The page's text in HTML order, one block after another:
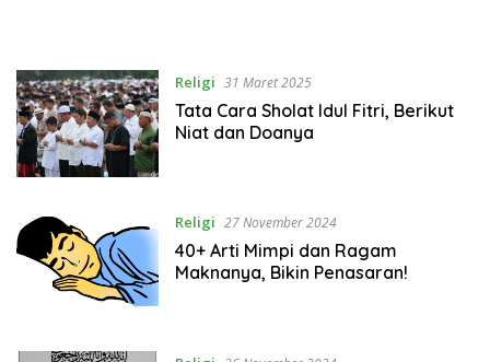
Religi 31 Maret 2025
Tata Cara Sholat Idul Fitri, Berikut
Niat dan Doanya
Religi 27 November 2024
40+ Arti Mimpi dan Ragam
Maknanya, Bikin Penasaran!